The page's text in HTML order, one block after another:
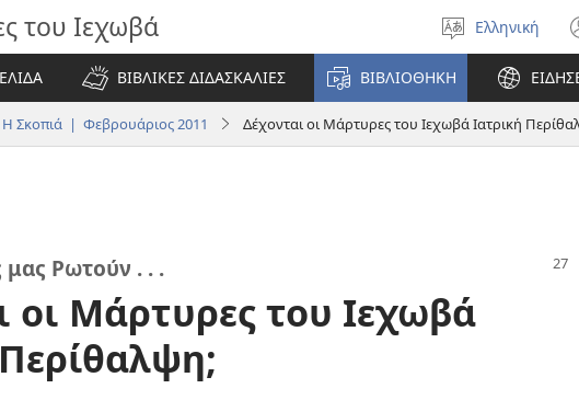
του Ιεχωβά
Επιλέξτε
γλώσσα
Ελληνική
ΒΙΒΛΙΚΕΣ ΔΙΔΑΣΚΑΛΙΕΣ ΒΙΒΛΙΟΘΗΚΗ
Η Σκοπιά | Φεβρουάριος 2011 Δέχονται οι Μάρτυρες του Ιεχωβά Ιατρική
Ρωτούν . . .
οι Μάρτυρες του Ιεχωβά